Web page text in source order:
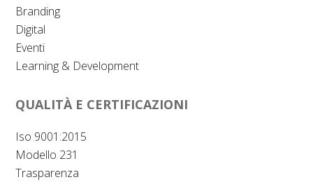
Branding
Digital
Eventi
Learning & Development
QUALITÀ E CERTIFICAZIONI
Iso 9001:2015
Modello 231
Trasparenza